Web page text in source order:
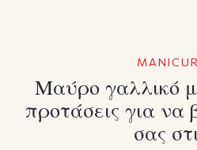
Μαύρο γαλλικό
προτάσεις για να
σας